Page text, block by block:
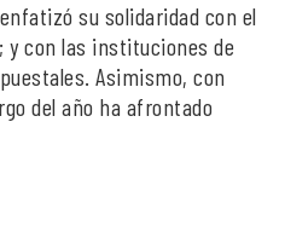
su solidaridad con el
y con las instituciones de
Asimismo, con
del año ha afrontado